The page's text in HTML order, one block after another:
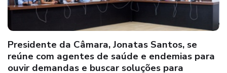
Prefeito “BEMTIVI” e Delegado Bruno Ferrari